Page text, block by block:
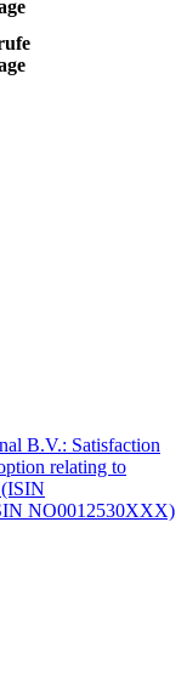
B.V.: Satisfaction
relating to
(ISIN
NO0012530XXX)